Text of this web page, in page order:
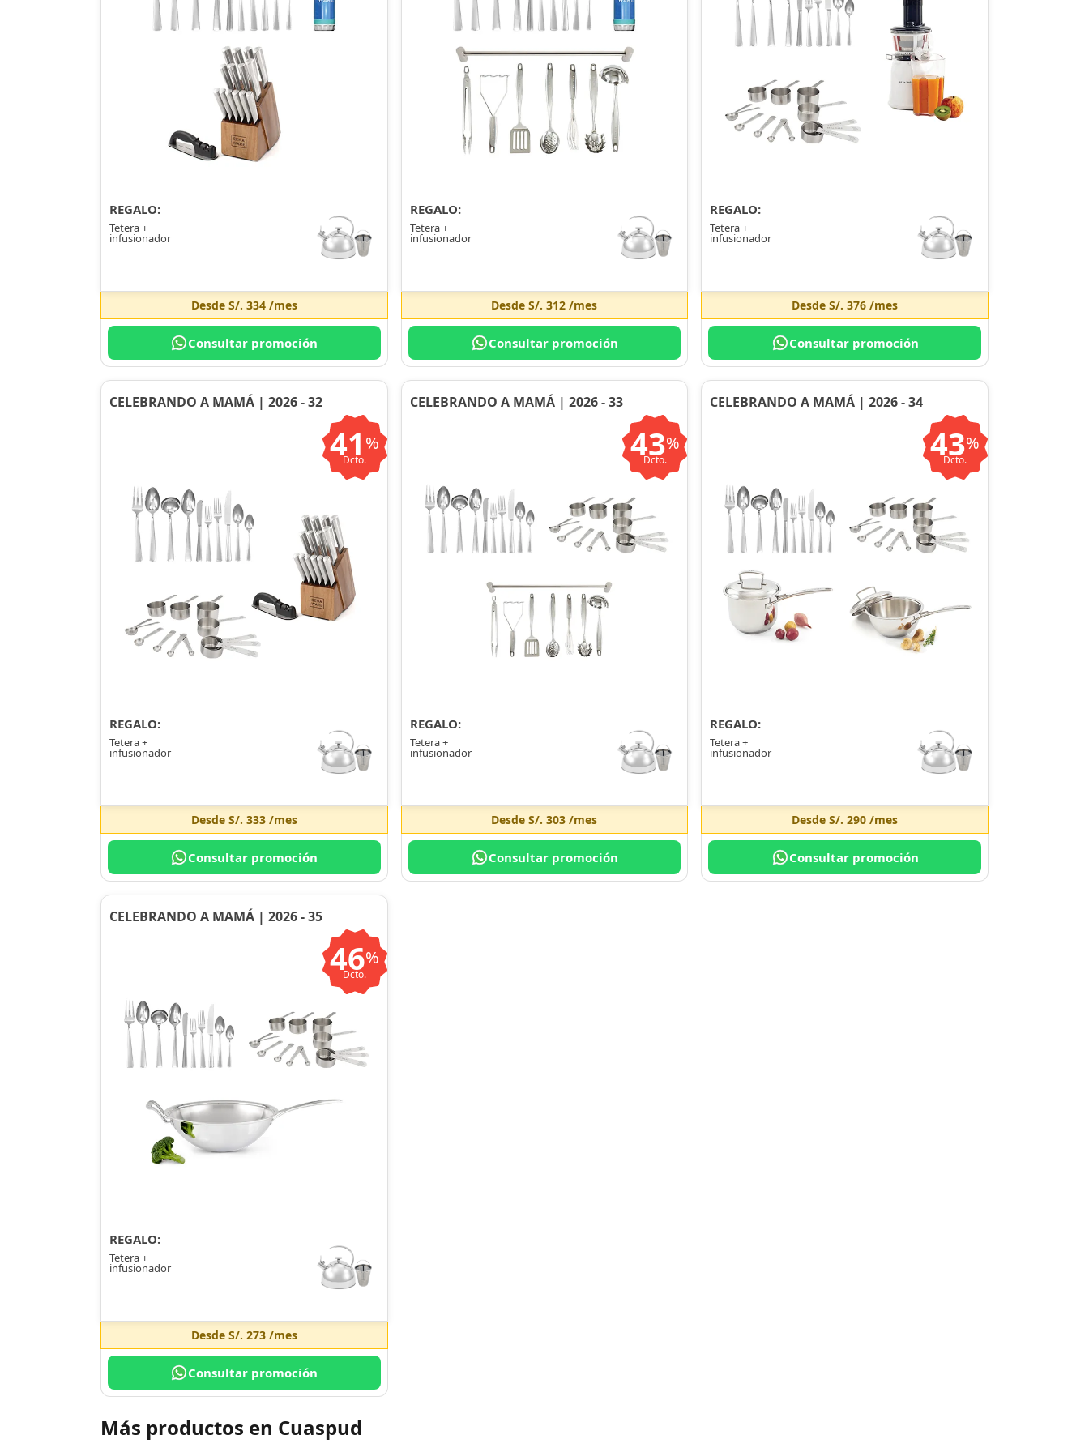
REGALO:
Tetera +
infusionador
Desde S/. 334/mes
Consultar promoción
REGALO:
Tetera +
infusionador
DesdeS/. 312 /mes
Consultar promoción
REGALO:
Tetera +
infusionador
DesdeS/. 376 /mes
Consultar promoción
CELEBRANDO A MAMÁ | 2026 - 32
41 %
Dcto.
REGALO:
Tetera +
infusionador
Desde S/. 333/mes
Consultar promoción
CELEBRANDO A MAMÁ | 2026 - 33
43%
Dcto.
REGALO:
Tetera +
infusionador
DesdeS/. 303 /mes
Consultar promoción
CELEBRANDO A MAMÁ | 2026 - 34
43%
Dcto.
REGALO:
Tetera +
infusionador
DesdeS/. 290 /mes
Consultar promoción
CELEBRANDO A MAMÁ | 2026 - 35
46%
Dcto.
REGALO:
Tetera +
infusionador
Desde S/. 273/mes
Consultar promoción
Más productos en Cuaspud